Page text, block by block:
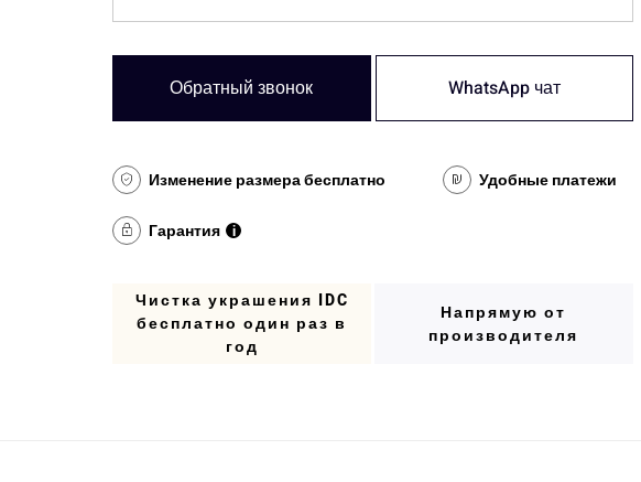
Обратный звонок WhatsApp чат
Изменение размера бесплатно Удобные платежи
Гарантия i
Чистка украшения IDC
бесплатно один раз в
год
Напрямую от
производителя